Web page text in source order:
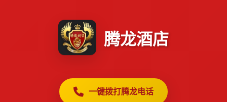
腾龙酒店
一键拨打腾龙电话